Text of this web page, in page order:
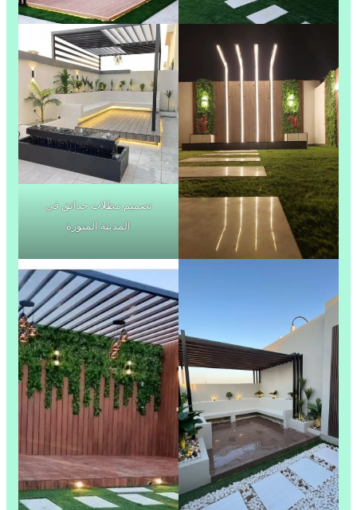
تصميم مظلات حدائق في
المدينة المنورة